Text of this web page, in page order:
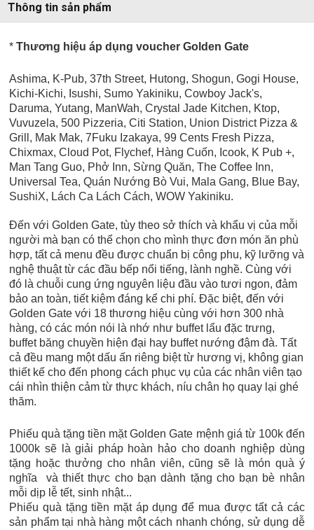
Thông tin sản phẩm
*Thương hiệu áp dụng voucher Golden Gate
Ashima, K-Pub, 37th Street, Hutong, Shogun, Gogi House,
Kichi-Kichi, Isushi, Sumo Yakiniku, Cowboy Jack's,
Daruma, Yutang, ManWah, Crystal Jade Kitchen, Ktop,
Vuvuzela, 500 Pizzeria, Citi Station, Union District Pizza &
Grill, Mak Mak, 7Fuku Izakaya, 99 Cents Fresh Pizza,
Chixmax, Cloud Pot, Flychef, Hàng Cuốn, Icook, K Pub +,
Man Tang Guo, Phở Inn, Sừng Quăn, The Coffee Inn,
Universal Tea,Quán Nướng Bò Vui, Mala Gang, Blue Bay,
SushiX, Lách Ca Lách Cách, WOW Yakiniku.
Đến với Golden Gate, tùy theo sở thích và khẩu vị của mỗi
người mà bạn có thể chọn cho mình thực đơn món ăn phù
hợp, tất cả menu đều được chuẩn bị công phu, kỹ lưỡng và
nghệ thuật từ các đầu bếp nổi tiếng, lành nghề. Cùng với
đó là chuỗi cung ứng nguyên liệu đầu vào tươi ngon, đảm
bảo an toàn, tiết kiệm đáng kể chi phí. Đặc biệt, đến với
Golden Gate với 18 thương hiệu cùng với hơn 300 nhà
hàng, có các món nói là nhớ như buffet lẩu đặc trưng,
buffet băng chuyền hiện đại hay buffet nướng đậm đà. Tất
cả đều mang một dấu ấn riêng biệt từ hương vị, không gian
thiết kế cho đến phong cách phục vụ của các nhân viên tạo
cái nhìn thiện cảm từ thực khách, níu chân họ quay lại ghé
thăm.
Phiếu quà tặng tiền mặt Golden Gate mệnh giá từ 100k đến
1000k sẽ là giải pháp hoàn hảo cho doanh nghiệp dùng
tặng hoặc thưởng cho nhân viên, cũng sẽ là món quà ý
nghĩa và thiết thực cho bạn dành tặng cho bạn bè nhân
mỗi dịp lễ tết, sinh nhật...
Phiếu quà tặng tiền mặt áp dụng để mua được tất cả các
sản phẩm tại nhà hàng một cách nhanh chóng, sử dụng dễ